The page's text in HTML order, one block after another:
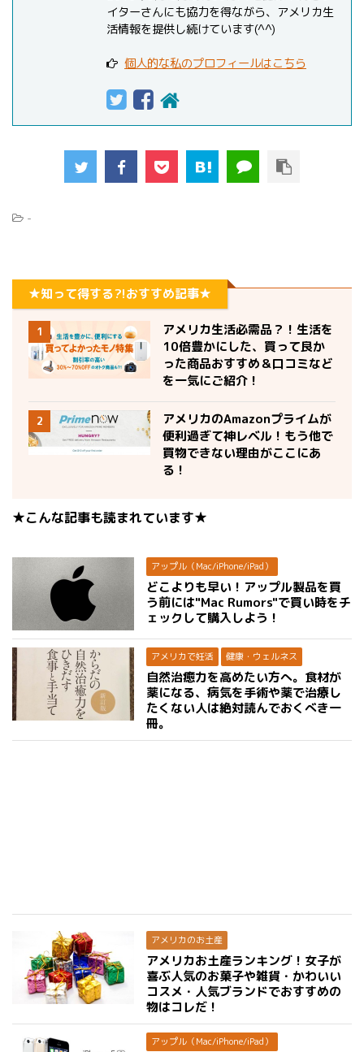
イターさんにも協力を得ながら、アメリカ生
活情報を提供し続けています(^^)
個人的な私のプロフィールはこちら
-
★知って得する?!おすすめ記事★
1
アメリカ生活必需品？！生活を
10倍豊かにした、買って良か
った商品おすすめ＆口コミなど
を一気にご紹介！
2
アメリカのAmazonプライムが
便利過ぎて神レベル！もう他で
買物できない理由がここにあ
る！
★こんな記事も読まれています★
アップル（Mac/iPhone/iPad）
どこよりも早い！アップル製品を買
う前には"Mac Rumors"で買い時をチ
ェックして購入しよう！
アメリカで妊活 健康・ウェルネス
自然治癒力を高めたい方へ。食材が
薬になる、病気を手術や薬で治療し
たくない人は絶対読んでおくべき一
冊。
アメリカのお土産
アメリカお土産ランキング！女子が
喜ぶ人気のお菓子や雑貨・かわいい
コスメ・人気ブランドでおすすめの
物はコレだ！
アップル（Mac/iPhone/iPad）